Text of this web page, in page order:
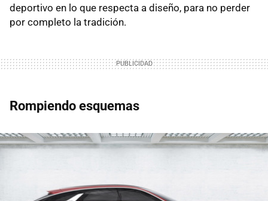
deportivo en lo que respecta a diseño, para no perder
por completo la tradición.
Rompiendo esquemas